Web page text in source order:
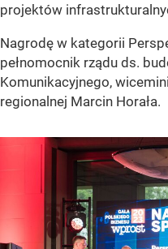
projektów
Nagrodę w kategorii
pełnomocnik rządu ds.
Komunikacyjnego,
regionalnej Marcin Horała.